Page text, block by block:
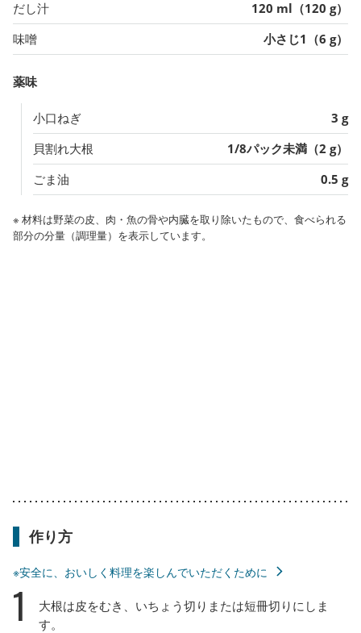
だし汁
120 ml（120 g）
味噌
小さじ1（6 g）
薬味
小口ねぎ
3 g
貝割れ大根
1/8パック未満（2 g）
ごま油
0.5 g
※ 材料は野菜の皮、肉・魚の骨や内臓を取り除いたもので、食べられる
部分の分量（調理量）を表示しています。
作り方
※安全に、おいしく料理を楽しんでいただくために
1
大根は皮をむき、いちょう切りまたは短冊切りにしま
す。